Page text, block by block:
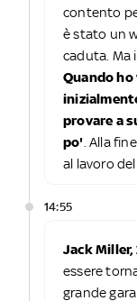
contento
è stato un
caduta. Ma
Quando
provare a
po' . Alla
al lavoro
14:55
Jack Miller,
essere
grande